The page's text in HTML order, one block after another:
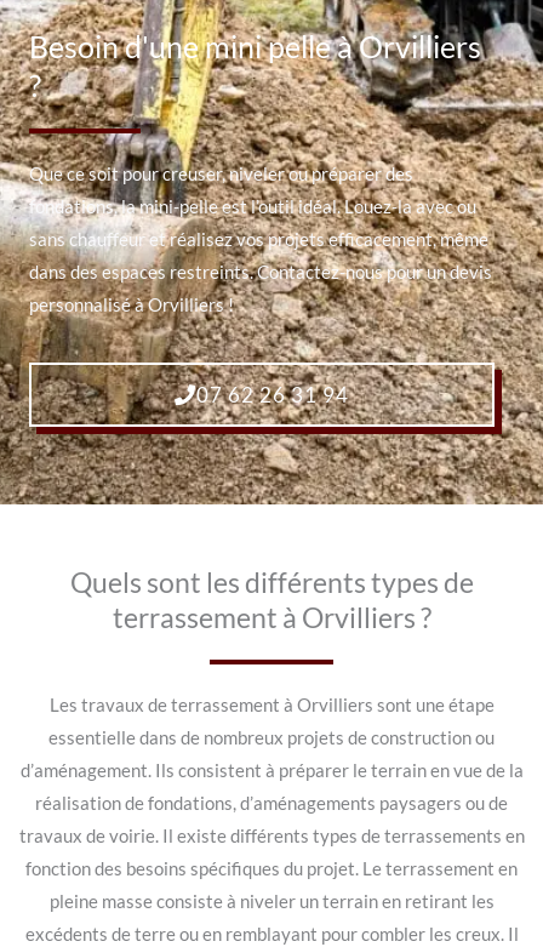
Besoin d'une mini pelle à Orvilliers
?
Que ce soit pour creuser, niveler ou préparer des
fondations, la mini-pelle est l’outil idéal. Louez-la avec ou
sans chauffeur et réalisez vos projets efficacement, même
dans des espaces restreints. Contactez-nous pour un devis
personnalisé à Orvilliers !
07 62 26 31 94
Quels sont les différents types de
terrassement à Orvilliers ?
Les travaux de terrassement à Orvilliers sont une étape
essentielle dans de nombreux projets de construction ou
d’aménagement. Ils consistent à préparer le terrain en vue de la
réalisation de fondations, d’aménagements paysagers ou de
travaux de voirie. Il existe différents types de terrassements en
fonction des besoins spécifiques du projet. Le terrassement en
pleine masse consiste à niveler un terrain en retirant les
excédents de terre ou en remblayant pour combler les creux. Il